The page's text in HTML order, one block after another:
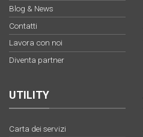
Blog & News
Contatti
Lavora con noi
Diventa partner
UTILITY
Carta dei servizi